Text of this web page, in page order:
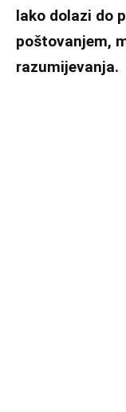
lako dolazi do
poštovanjem,
razumijevanja.